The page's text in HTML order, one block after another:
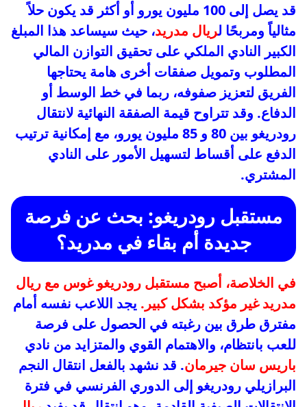
قد يصل إلى 100 مليون يورو أو أكثر قد يكون حلاً
مثالياً ومربحًا لريال مدريد، حيث سيساعد هذا المبلغ
الكبير النادي الملكي على تحقيق التوازن المالي
المطلوب وتمويل صفقات أخرى هامة يحتاجها
الفريق لتعزيز صفوفه، ربما في خط الوسط أو
الدفاع. وقد تتراوح قيمة الصفقة النهائية لانتقال
رودريغو بين 80 و 85 مليون يورو، مع إمكانية ترتيب
الدفع على أقساط لتسهيل الأمور على النادي
المشتري.
مستقبل رودريغو: بحث عن فرصة
جديدة أم بقاء في مدريد؟
في الخلاصة، أصبح مستقبل رودريغو غوس مع ريال
مدريد غير مؤكد بشكل كبير. يجد اللاعب نفسه أمام
مفترق طرق بين رغبته في الحصول على فرصة
للعب بانتظام، والاهتمام القوي والمتزايد من نادي
باريس سان جيرمان. قد نشهد بالفعل انتقال النجم
البرازيلي رودريغو إلى الدوري الفرنسي في فترة